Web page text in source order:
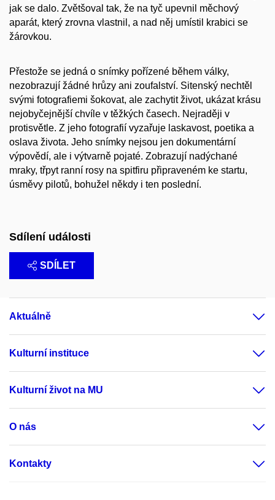
jak se dalo. Zvětšoval tak, že na tyč upevnil měchový
aparát, který zrovna vlastnil, a nad něj umístil krabici se
žárovkou.
Přestože se jedná o snímky pořízené během války,
nezobrazují žádné hrůzy ani zoufalství. Sitenský nechtěl
svými fotografiemi šokovat, ale zachytit život, ukázat krásu
nejobyčejnější chvíle v těžkých časech. Nejraději v
protisvětle. Z jeho fotografií vyzařuje laskavost, poetika a
oslava života. Jeho snímky nejsou jen dokumentární
výpovědí, ale i výtvarně pojaté. Zobrazují nadýchané
mraky, třpyt ranní rosy na spitfiru připraveném ke startu,
úsměvy pilotů, bohužel někdy i ten poslední.
Sdílení události
SDÍLET
Aktuálně
Kulturní instituce
Kulturní život na MU
O nás
Kontakty